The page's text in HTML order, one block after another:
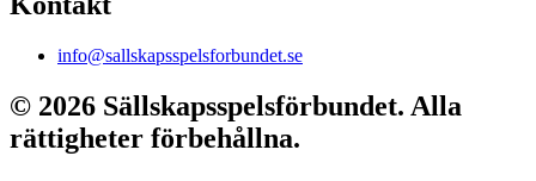
info@sallskapsspelsforbundet.se
© 2026 Sällskapsspelsförbundet. Alla
rättigheter förbehållna.